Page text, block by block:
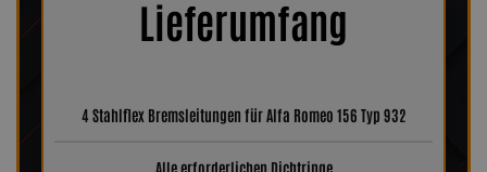
Lieferumfang
4 Stahlflex Bremsleitungen für Alfa Romeo 156 Typ 932
Alle erforderlichen Dichtringe